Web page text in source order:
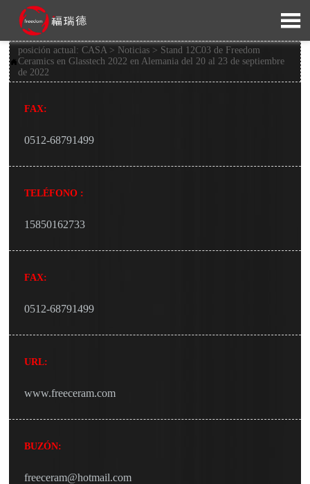


posición actual:CASA> Noticias > Stand 12C03 de Freedom
Ceramics en Glasstech 2022 en Alemania del 20 al 23 de septiembre
de 2022
FAX:
0512-68791499
TELÉFONO :
15850162733
FAX:
0512-68791499
URL:
www.freeceram.com
BUZÓN:
freeceram@hotmail.com